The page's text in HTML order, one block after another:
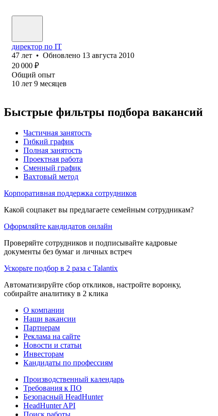
директор по IT
47 лет • Обновлено 13 августа 2010
20 000 ₽
Общий опыт
10 лет 9 месяцев
Быстрые фильтры подбора вакансий
Частичная занятость
Гибкий график
Полная занятость
Проектная работа
Сменный график
Вахтовый метод
Корпоративная поддержка сотрудников
Какой соцпакет вы предлагаете семейным сотрудникам?
Оформляйте кандидатов онлайн
Проверяйте сотрудников и подписывайте кадровые
документы без бумаг и личных встреч
Ускорьте подбор в 2 раза с Talantix
Автоматизируйте сбор откликов, настройте воронку,
собирайте аналитику в 2 клика
О компании
Наши вакансии
Партнерам
Реклама на сайте
Новости и статьи
Инвесторам
Кандидаты по профессиям
Производственный календарь
Требования к ПО
Безопасный HeadHunter
HeadHunter API
Поиск работы